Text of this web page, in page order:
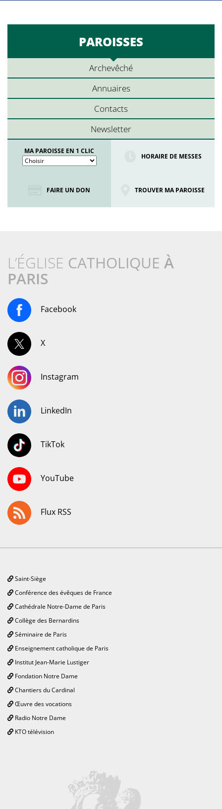
PAROISSES
Archevêché
Annuaires
Contacts
Newsletter
MA PAROISSE EN 1 CLIC
HORAIRE DE MESSES
FAIRE UN DON TROUVER MA PAROISSE
L’ÉGLISE CATHOLIQUE À
PARIS
Facebook
X
Instagram
LinkedIn
TikTok
YouTube
Flux RSS
Saint-Siège
Conférence des évêques de France
Cathédrale Notre-Dame de Paris
Collège des Bernardins
Séminaire de Paris
Enseignement catholique de Paris
Institut Jean-Marie Lustiger
Fondation Notre Dame
Chantiers du Cardinal
Œuvre des vocations
Radio Notre Dame
KTO télévision